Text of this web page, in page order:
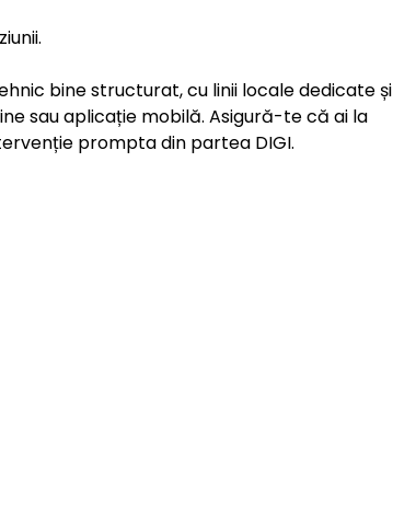
bine structurat, cu linii locale dedicate și
sau aplicație mobilă. Asigură-te că ai la
prompta din partea DIGI.